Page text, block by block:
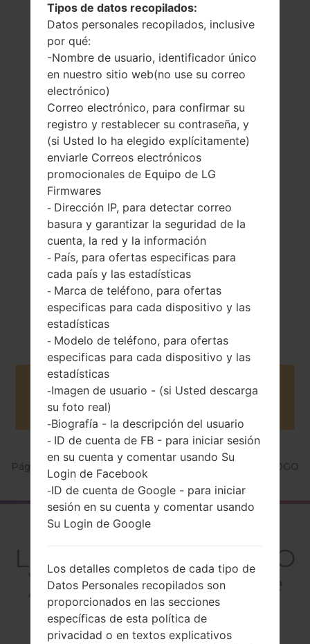
(~39.1% relación
pantalla-cuerpo)
240 x 320 píxeles
(~143 densidad de
píxeles por
pulgada)
110 gramos (3.88
onzas)
1280 mAh
Qualcomm
MSM7227
140MB
Unknown
Febrero, 2011
Buy accessories on Amazon
Página principal → Serie → LGP350GO
El resumen
LGP350GO(LGP350GO
) akaLG Optimus Me
Tipos de datos recopilados:
Datos personales recopilados, inclusive
por qué:
-Nombre de usuario, identificador único
en nuestro sitio web(no use su correo
electrónico)
Correo electrónico, para confirmar su
registro y restablecer su contraseña, y
(si Usted lo ha elegido explícitamente)
enviarle Correos electrónicos
promocionales de Equipo de LG
Firmwares
- Dirección IP, para detectar correo
basura y garantizar la seguridad de la
cuenta, la red y la información
- País, para ofertas especificas para
cada país y las estadísticas
- Marca de teléfono, para ofertas
especificas para cada dispositivo y las
estadísticas
- Modelo de teléfono, para ofertas
especificas para cada dispositivo y las
estadísticas
-Imagen de usuario - (si Usted descarga
su foto real)
-Biografía - la descripción del usuario
- ID de cuenta de FB - para iniciar sesión
en su cuenta y comentar usando Su
Login de Facebook
-ID de cuenta de Google - para iniciar
sesión en su cuenta y comentar usando
Su Login de Google
Los detalles completos de cada tipo de
Datos Personales recopilados son
proporcionados en las secciones
específicas de esta política de
privacidad o en textos explicativos